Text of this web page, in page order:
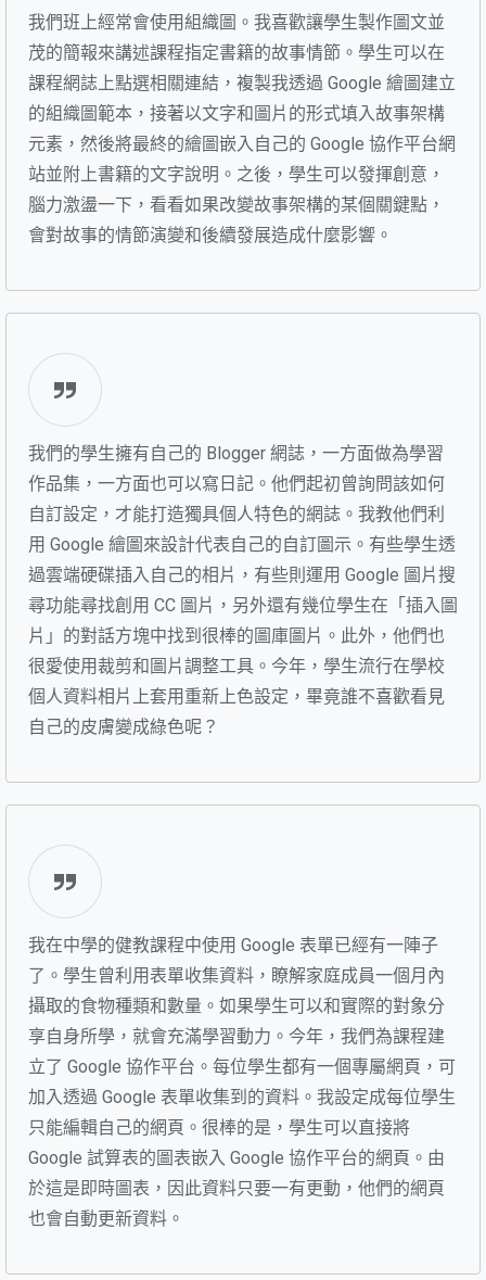
我們班上經常會使用組織圖。我喜歡讓學生製作圖文並
茂的簡報來講述課程指定書籍的故事情節。學生可以在
課程網誌上點選相關連結，複製我透過 Google 繪圖建立
的組織圖範本，接著以文字和圖片的形式填入故事架構
元素，然後將最終的繪圖嵌入自己的 Google 協作平台網
站並附上書籍的文字說明。之後，學生可以發揮創意，
腦力激盪一下，看看如果改變故事架構的某個關鍵點，
會對故事的情節演變和後續發展造成什麼影響。
我們的學生擁有自己的 Blogger 網誌，一方面做為學習
作品集，一方面也可以寫日記。他們起初曾詢問該如何
自訂設定，才能打造獨具個人特色的網誌。我教他們利
用 Google 繪圖來設計代表自己的自訂圖示。有些學生透
過雲端硬碟插入自己的相片，有些則運用 Google 圖片搜
尋功能尋找創用 CC 圖片，另外還有幾位學生在「插入圖
片」的對話方塊中找到很棒的圖庫圖片。此外，他們也
很愛使用裁剪和圖片調整工具。今年，學生流行在學校
個人資料相片上套用重新上色設定，畢竟誰不喜歡看見
自己的皮膚變成綠色呢？
我在中學的健教課程中使用 Google 表單已經有一陣子
了。學生曾利用表單收集資料，瞭解家庭成員一個月內
攝取的食物種類和數量。如果學生可以和實際的對象分
享自身所學，就會充滿學習動力。今年，我們為課程建
立了 Google 協作平台。每位學生都有一個專屬網頁，可
加入透過 Google 表單收集到的資料。我設定成每位學生
只能編輯自己的網頁。很棒的是，學生可以直接將
Google 試算表的圖表嵌入 Google 協作平台的網頁。由
於這是即時圖表，因此資料只要一有更動，他們的網頁
也會自動更新資料。